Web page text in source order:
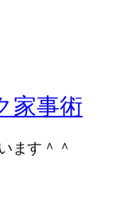
家事術
ます＾＾